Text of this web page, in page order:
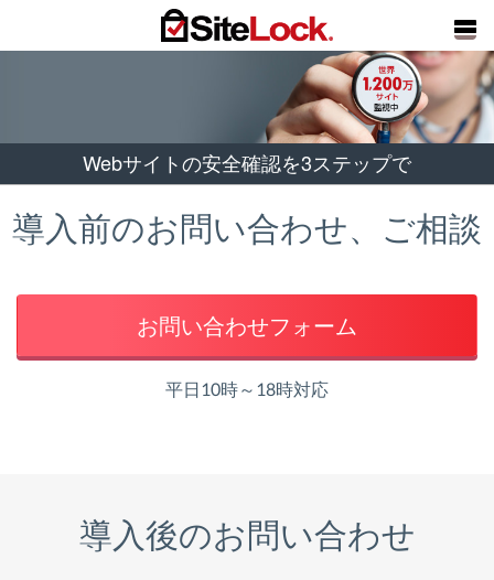
Webサイトの安全確認を3ステップで
導入前のお問い合わせ、ご相談
お問い合わせフォーム
平日10時～18時対応
導入後のお問い合わせ